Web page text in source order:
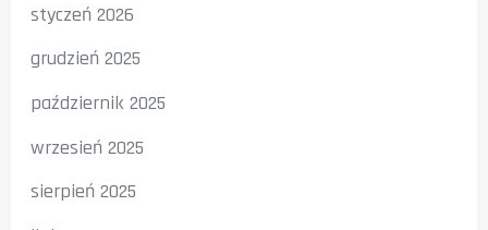
styczeń 2026
grudzień 2025
październik 2025
wrzesień 2025
sierpień 2025